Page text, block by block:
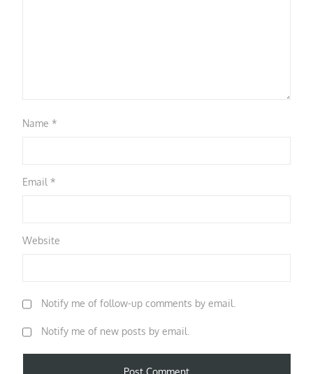
Name*
Email*
Website
Notify me of follow-up comments by email.
Notify me of new posts by email.